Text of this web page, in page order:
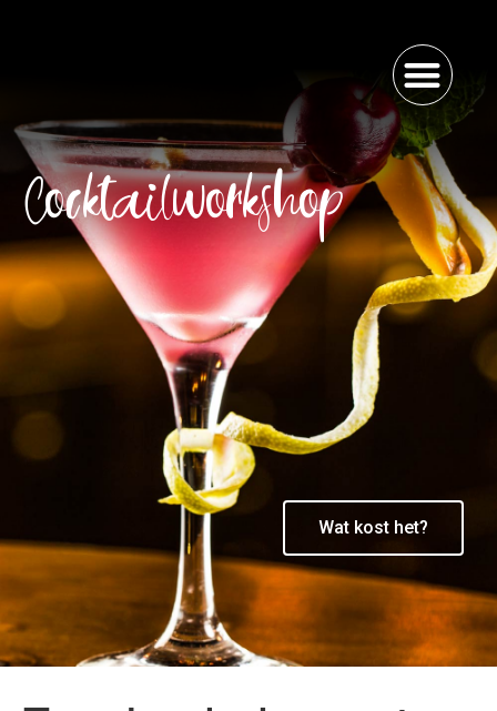
Cocktailworkshop
Wat kost het?